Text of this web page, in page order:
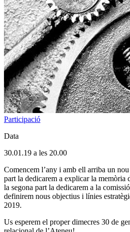
Participació
Data
30.01.19 a les 20.00
Comencem l’any i amb ell arriba un
part la dedicarem a explicar la memòria
la segona part la dedicarem a la
definirem nous objectius i línies
2019.
Us esperem el proper dimecres 30 de